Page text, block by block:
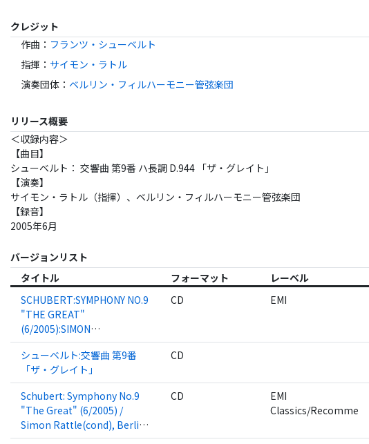
クレジット
作曲 ： フランツ・シューベルト
指揮 ： サイモン・ラトル
演奏団体 ： ベルリン・フィルハーモニー管弦楽団
リリース概要
＜収録内容＞
【曲目】
シューベルト： 交響曲 第9番 ハ長調 D.944 「ザ・グレイト」
【演奏】
サイモン・ラトル（指揮）、ベルリン・フィルハーモニー管弦楽団
【録音】
2005年6月
バージョンリスト
タイトル
フォーマット レーベル
SCHUBERT:SYMPHONY NO.9
"THE GREAT"
(6/2005):SIMON
RATTLE(cond)/BPO
CD EMI
シューベルト:交響曲 第9番
「ザ・グレイト」
CD
Schubert: Symphony No.9
"The Great" (6/2005) /
Simon Rattle(cond), Berlin
Philharmonic Orchestra
CD
EMI
Classics/Recommends